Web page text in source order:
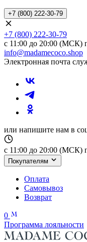
+7 (800) 222-30-79
+7 (800) 222-30-79
с 11:00 до 20:00 (МСК)
info@madamecoco.shop
Электронная почта
или напишите нам в
с 11:00 до 20:00 (МСК)
Покупателям
Оплата
Самовывоз
Возврат
0
Программа лояльности